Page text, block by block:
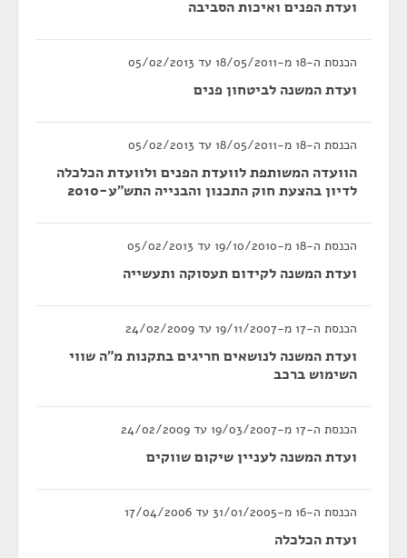
ועדת הפנים ואיכות הסביבה
הכנסת ה-18 מ-18/05/2011 עד 05/02/2013
ועדת המשנה לביטחון פנים
הכנסת ה-18 מ-18/05/2011 עד 05/02/2013
הוועדה המשותפת לוועדת הפנים ולוועדת הכלכלה
לדיון בהצעת חוק התכנון והבנייה התש"ע-2010
הכנסת ה-18 מ-19/10/2010 עד 05/02/2013
ועדת המשנה לקידום תעסוקה ותעשייה
הכנסת ה-17 מ-19/11/2007 עד 24/02/2009
ועדת המשנה לנושאים חריגים בתקנות מ"ה שווי
השימוש ברכב
הכנסת ה-17 מ-19/03/2007 עד 24/02/2009
ועדת המשנה לעניין שיקום שווקים
הכנסת ה-16 מ-31/01/2005 עד 17/04/2006
ועדת הכלכלה